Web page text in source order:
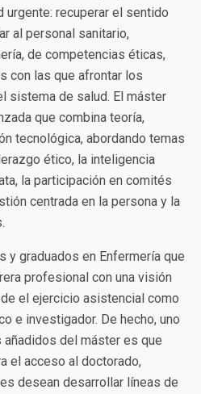
urgente: recuperar el sentido
al personal sanitario,
de competencias éticas,
con las que afrontar los
sistema de salud. El máster
que combina teoría,
tecnológica, abordando temas
ético, la inteligencia
la participación en comités
centrada en la persona y la
y graduados en Enfermería que
profesional con una visión
el ejercicio asistencial como
e investigador. De hecho, uno
del máster es que
el acceso al doctorado,
desean desarrollar líneas de